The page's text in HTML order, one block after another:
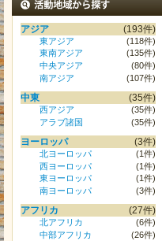
活動地域から探す
アジア (193件)
東アジア
(118件)
東南アジア
(135件)
中央アジア
(80件)
南アジア
(107件)
中東 (35件)
西アジア
(35件)
アラブ諸国
(35件)
ヨーロッパ (3件)
北ヨーロッパ
(1件)
西ヨーロッパ
(1件)
東ヨーロッパ
(1件)
南ヨーロッパ
(3件)
アフリカ (27件)
北アフリカ
(6件)
中部アフリカ
(26件)